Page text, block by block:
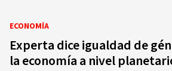
ECONOMÍA
Experta dice igualdad de
la economía a nivel